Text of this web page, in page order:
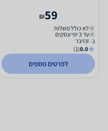
59
₪
לא כולל משלוח
עד 3 ימי עסקים
ב- זנזיבר
0.0
(1)
לפרטים נוספים